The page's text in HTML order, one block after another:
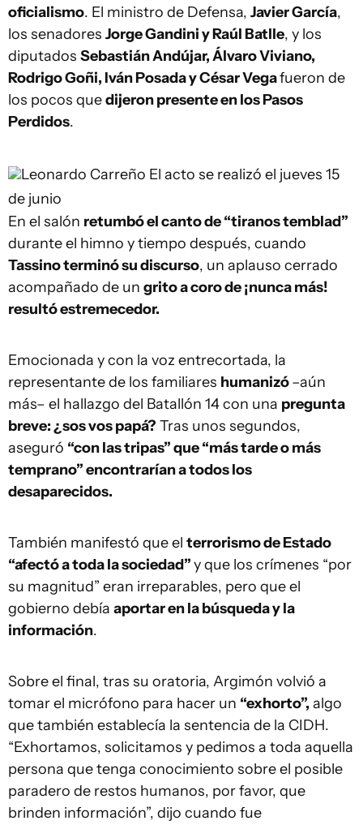
oficialismo. El ministro de Defensa, Javier García,
los senadores Jorge Gandini y Raúl Batlle, y los
diputados Sebastián Andújar, Álvaro Viviano,
Rodrigo Goñi, Iván Posada y César Vegafueron de
los pocos quedijeron presente en los Pasos
Perdidos.
Leonardo Carreño El acto se realizó el jueves 15
de junio
En el salón retumbó el canto de “tiranos temblad”
durante el himno y tiempo después, cuando
Tassino terminó su discurso, un aplauso cerrado
acompañado de un grito a coro de ¡nunca más!
resultó estremecedor.
Emocionada y con la voz entrecortada, la
representante de los familiares humanizó–aún
más– el hallazgo del Batallón 14 con una pregunta
breve: ¿sos vos papá? Tras unos segundos,
aseguró “con las tripas” que “más tarde o más
temprano” encontrarían a todos los
desaparecidos.
También manifestó que el terrorismo de Estado
“afectó a toda la sociedad”y que los crímenes “por
su magnitud” eran irreparables, pero que el
gobierno debía aportar en la búsqueda y la
información.
Sobre el final, tras su oratoria, Argimón volvió a
tomar el micrófono para hacer un “exhorto”, algo
que también establecía la sentencia de la CIDH.
“Exhortamos, solicitamos y pedimos a toda aquella
persona que tenga conocimiento sobre el posible
paradero de restos humanos, por favor, que
brinden información”, dijo cuando fue